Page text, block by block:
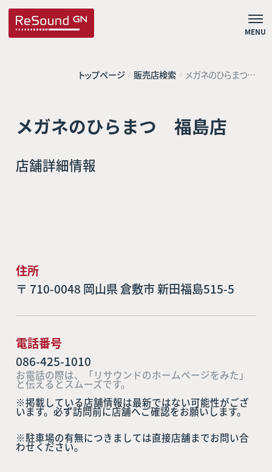
MENU
トップページ 販売店検索 メガネのひらまつ
福島店
メガネのひらまつ 福島店
店舗詳細情報
住所
〒 710-0048 岡山県 倉敷市 新田福島515-5
電話番号
086-425-1010
お電話の際は、「リサウンドのホームページをみた」
と伝えるとスムーズです。
※掲載している店舗情報は最新ではない可能性がござ
います。必ず訪問前に店舗へご確認をお願いします。
※駐車場の有無につきましては直接店舗までお問い合
わせください。